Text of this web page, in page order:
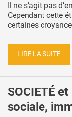
Il ne s’agit pas
Cependant cette
certaines
LIRE LA SUITE
SOCIETÉ
sociale,